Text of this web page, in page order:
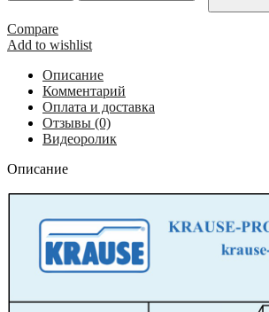
платформой
передвижной
18
ступеней,
ширина
600
мм,
угол
наклона
45°
827975
Compare
Add to wishlist
Описание
Комментарий
Оплата и доставка
Отзывы (0)
Видеоролик
Описание